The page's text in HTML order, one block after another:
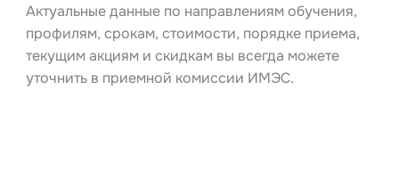
Актуальные данные по направлениям обучения,
профилям, срокам, стоимости, порядке приема,
текущим акциям и скидкам вы всегда можете
уточнить в приемной комиссии ИМЭС.